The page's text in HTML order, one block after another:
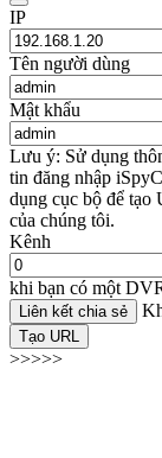
IP
Tên người dùng
Mật khẩu
Lưu ý: Sử dụng
tin đăng nhập
dụng cục bộ để tạo
của chúng tôi.
Kênh
khi bạn có một
Liên kết chia sẻ
Tạo URL
>>>>>